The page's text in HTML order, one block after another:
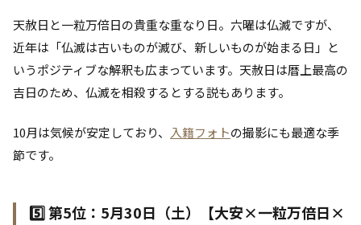
天赦日と一粒万倍日の貴重な重なり日。六曜は仏滅ですが、
近年は「仏滅は古いものが滅び、新しいものが始まる日」と
いうポジティブな解釈も広まっています。天赦日は暦上最高の
吉日のため、仏滅を相殺するとする説もあります。
10月は気候が安定しており、 入籍フォトの撮影にも最適な季
節です。
5️⃣ 第5位：5月30日（土）【大安×一粒万倍日×